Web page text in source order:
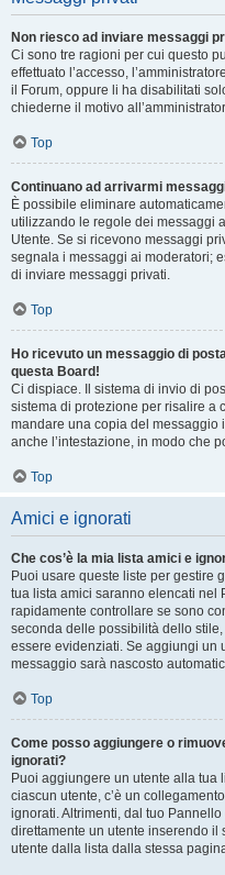
Non riesco ad inviare messaggi
Ci sono tre ragioni per cui questo
effettuato l’accesso,
il Forum, oppure li ha disabilitati
chiederne il motivo
Top
Continuano ad arrivarmi
È possibile eliminare
utilizzando le regole dei messaggi
Utente. Se si ricevono messaggi
segnala i messaggi ai moderatori;
di inviare messaggi privati​​.
Top
Ho ricevuto un messaggio di
questa Board!
Ci dispiace. Il sistema di invio di
sistema di protezione per risalire a
mandare una copia del messaggio
anche l’intestazione, in modo che
Top
Amici e ignorati
Che cos’è la mia lista amici e
Puoi usare queste liste per gestire
tua lista amici saranno elencati nel
rapidamente controllare se sono
seconda delle possibilità dello
essere evidenziati. Se aggiungi un
messaggio sarà nascosto
Top
Come posso aggiungere o
ignorati?
Puoi aggiungere un utente alla tua
ciascun utente, c’è un
ignorati. Altrimenti, dal tuo
direttamente un utente inserendo il
utente dalla lista dalla stessa